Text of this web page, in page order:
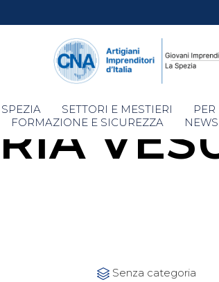
Skip
to
SETTORI E MESTIERI
FORMAZIONE E SICUREZZA
NEWS
 Category
Senza categoria